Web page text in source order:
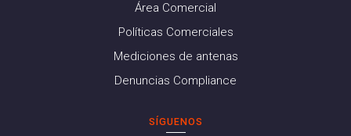
Área Comercial
Políticas Comerciales
Mediciones de antenas
Denuncias Compliance
SÍGUENOS